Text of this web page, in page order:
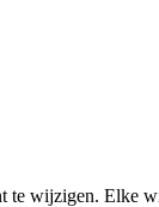
wijzigen. Elke